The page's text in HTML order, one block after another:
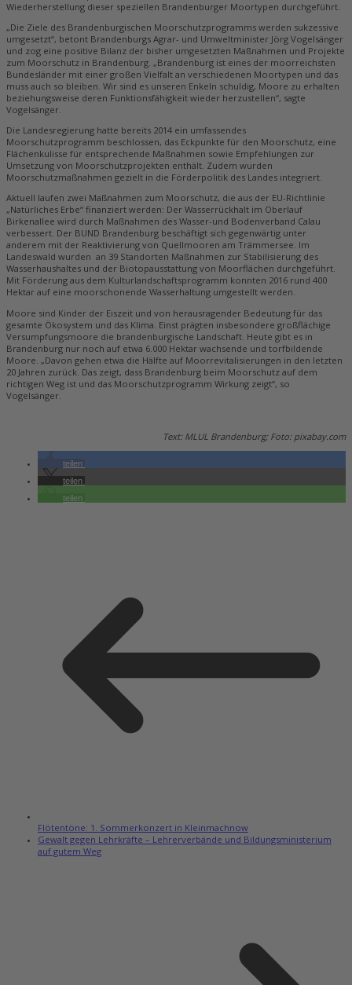
Wiederherstellung dieser speziellen Brandenburger Moortypen durchgeführt.
„Die Ziele des Brandenburgischen Moorschutzprogramms werden sukzessive
umgesetzt“, betont Brandenburgs Agrar- und Umweltminister Jörg Vogelsänger
und zog eine positive Bilanz der bisher umgesetzten Maßnahmen und Projekte
zum Moorschutz in Brandenburg. „Brandenburg ist eines der moorreichsten
Bundesländer mit einer großen Vielfalt an verschiedenen Moortypen und das
muss auch so bleiben. Wir sind es unseren Enkeln schuldig, Moore zu erhalten
beziehungsweise deren Funktionsfähigkeit wieder herzustellen“, sagte
Vogelsänger.
Die Landesregierung hatte bereits 2014 ein umfassendes
Moorschutzprogramm beschlossen, das Eckpunkte für den Moorschutz, eine
Flächenkulisse für entsprechende Maßnahmen sowie Empfehlungen zur
Umsetzung von Moorschutzprojekten enthält. Zudem wurden
Moorschutzmaßnahmen gezielt in die Förderpolitik des Landes integriert.
Aktuell laufen zwei Maßnahmen zum Moorschutz, die aus der EU-Richtlinie
„Natürliches Erbe“ finanziert werden: Der Wasserrückhalt im Oberlauf
Birkenallee wird durch Maßnahmen des Wasser-und Bodenverband Calau
verbessert. Der BUND Brandenburg beschäftigt sich gegenwärtig unter
anderem mit der Reaktivierung von Quellmooren am Trämmersee. Im
Landeswald wurden an 39 Standorten Maßnahmen zur Stabilisierung des
Wasserhaushaltes und der Biotopausstattung von Moorflächen durchgeführt.
Mit Förderung aus dem Kulturlandschaftsprogramm konnten 2016 rund 400
Hektar auf eine moorschonende Wasserhaltung umgestellt werden.
Moore sind Kinder der Eiszeit und von herausragender Bedeutung für das
gesamte Ökosystem und das Klima. Einst prägten insbesondere großflächige
Versumpfungsmoore die brandenburgische Landschaft. Heute gibt es in
Brandenburg nur noch auf etwa 6.000 Hektar wachsende und torfbildende
Moore. „Davon gehen etwa die Hälfte auf Moorrevitalisierungen in den letzten
20 Jahren zurück. Das zeigt, dass Brandenburg beim Moorschutz auf dem
richtigen Weg ist und das Moorschutzprogramm Wirkung zeigt“, so
Vogelsänger.
Text: MLUL Brandenburg; Foto: pixabay.com
teilen
teilen
teilen
Flötentöne: 1. Sommerkonzert in Kleinmachnow
Gewalt gegen Lehrkräfte – Lehrerverbände und Bildungsministerium
auf gutem Weg